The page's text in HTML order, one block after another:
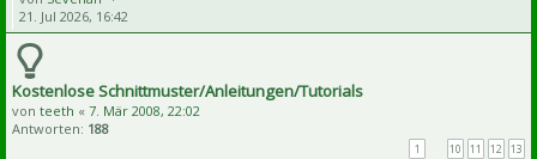
21. Jul 2026, 16:42
Kostenlose Schnittmuster/Anleitungen/Tutorials
von teeth « 7. Mär 2008, 22:02
Antworten: 188
1 10 11 12 13